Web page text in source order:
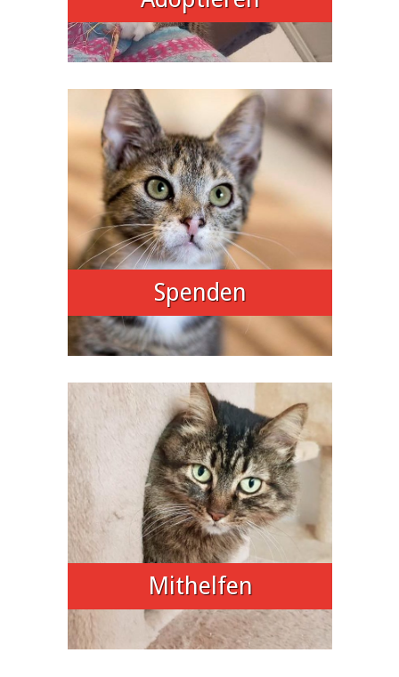
Spenden
Mithelfen